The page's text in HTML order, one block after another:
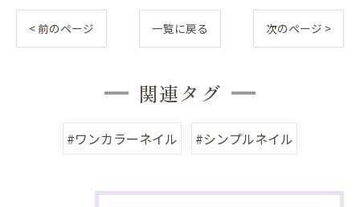
< 前のページ 一覧に戻る 次のページ >
関連タグ
#ワンカラーネイル #シンプルネイル